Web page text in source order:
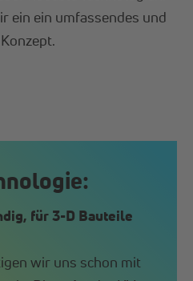
ein ein umfassendes und
für 3-D Bauteile
wir uns schon mit